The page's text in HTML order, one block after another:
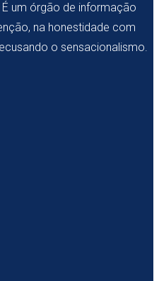
um órgão de informação
na honestidade com
o sensacionalismo.